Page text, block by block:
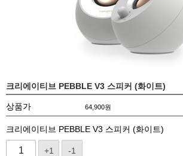
크리에이티브 PEBBLE V3 스피커 (화이트)
상품가 64,900원
크리에이티브 PEBBLE V3 스피커 (화이트)
+1 -1